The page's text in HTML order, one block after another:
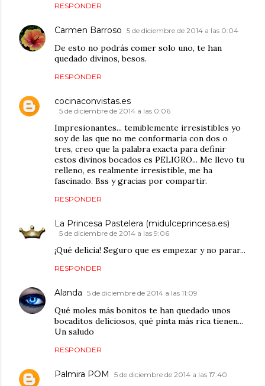
RESPONDER
Carmen Barroso 5 de diciembre de 2014 a las 0:04
De esto no podrás comer solo uno, te han
quedado divinos, besos.
RESPONDER
cocinaconvistas.es
5 de diciembre de 2014 a las 0:06
Impresionantes... temiblemente irresistibles yo
soy de las que no me conformaría con dos o
tres, creo que la palabra exacta para definir
estos divinos bocados es PELIGRO... Me llevo tu
relleno, es realmente irresistible, me ha
fascinado. Bss y gracias por compartir.
RESPONDER
La Princesa Pastelera (midulceprincesa.es)
5 de diciembre de 2014 a las 9:06
¡Qué delicia! Seguro que es empezar y no parar...
RESPONDER
Alanda 5 de diciembre de 2014 a las 11:09
Qué moles más bonitos te han quedado unos
bocaditos deliciosos, qué pinta más rica tienen...
Un saludo
RESPONDER
Palmira POM 5 de diciembre de 2014 a las 17:40